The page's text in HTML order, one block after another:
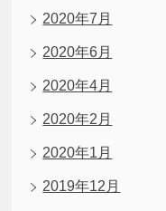
2020年7月
2020年6月
2020年4月
2020年2月
2020年1月
2019年12月